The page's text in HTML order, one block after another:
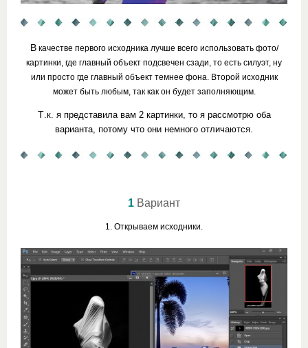
Вкачестве первого исходника лучше всего использовать фото/
картинки, где главный объект подсвечен сзади, то есть силуэт, ну
или просто где главный объект темнее фона. Второй исходник
может быть любым, так как он будет заполняющим.
Т.к. я представила вам 2 картинки, то я рассмотрю оба
варианта, потому что они немного отличаются.
1 Вариант
1. Открываем исходники.